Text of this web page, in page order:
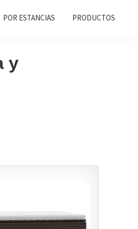
POR ESTANCIAS PRODUCTOS
y